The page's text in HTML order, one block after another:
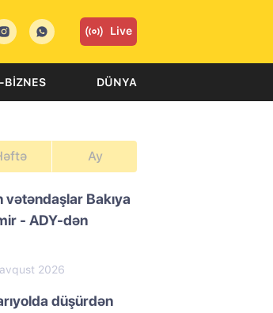
Live
BIZNES DÜNYA
Ay
Bakıya
- ADY-dən
2026
düşürdən